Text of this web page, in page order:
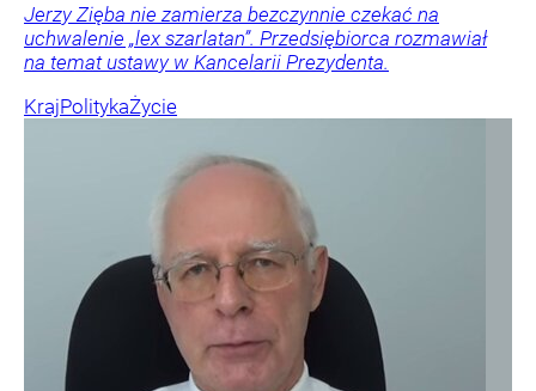
Jerzy Zięba nie zamierza bezczynnie czekać na
uchwalenie „lex szarlatan”. Przedsiębiorca rozmawiał
na temat ustawy w Kancelarii Prezydenta.
KrajPolitykaŻycie